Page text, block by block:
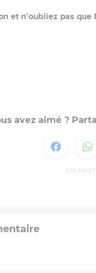
et n’oubliez pas
avez aimé ?
315